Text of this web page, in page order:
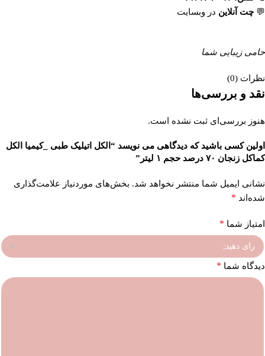
💬 چت آنلاین در وبسایت
حامی زیبایی شما
نظرات (0)
نقد و بررسی‌ها
هنوز بررسی‌ای ثبت نشده است.
اولین کسی باشید که دیدگاهی می نویسد “الکل اتیلیک طبی _کیمیا الکل
کماکل زنجان ۷۰ درصد حجم ۱ لیتر”
نشانی ایمیل شما منتشر نخواهد شد. بخش‌های موردنیاز علامت‌گذاری
شده‌اند *
امتیاز شما *
دیدگاه شما *